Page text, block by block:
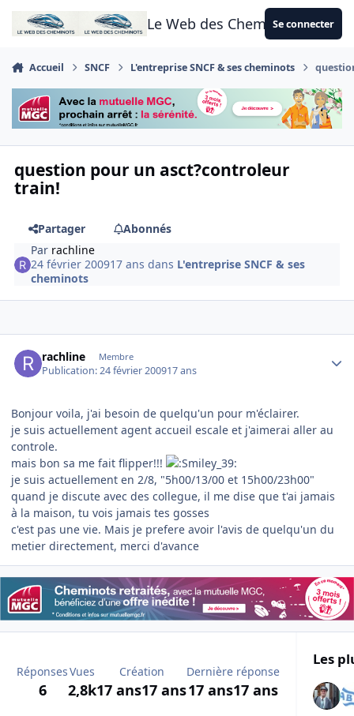
Aller au contenu
Le Web des CheminotsSe connecter
Accueil SNCF L'entreprise SNCF & ses cheminots
question pour un asct?controleur
train!
Partager
Abonnés
Par rachline
24 février 200917 ans dans L'entreprise SNCF & ses
cheminots
rachline Membre
Publication:24 février 200917 ans
Bonjour voila, j'ai besoin de quelqu'un pour m'éclairer.
je suis actuellement agent accueil escale et j'aimerai aller au
controle.
mais bon sa me fait flipper!!!
je suis actuellement en 2/8, "5h00/13/00 et 15h00/23h00"
quand je discute avec des collegue, il me dise que t'ai jamais
à la maison, tu vois jamais tes gosses
c'est pas une vie. Mais je prefere avoir l'avis de quelqu'un du
metier directement, merci d'avance
Réponses
6
Vues
2,8k
Création
17 ans17 ans
Dernière réponse
17 ans17 ans
Les